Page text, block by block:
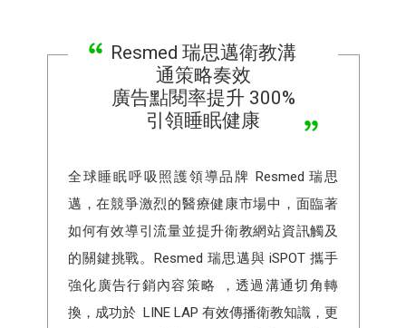
Resmed 瑞思邁衛教溝
通策略奏效
廣告點閱率提升 300%
引領睡眠健康
全球睡眠呼吸照護領導品牌 Resmed 瑞思
邁，在競爭激烈的醫療健康市場中，面臨著
如何有效導引流量並提升衛教網站資訊觸及
的關鍵挑戰。Resmed 瑞思邁與 iSPOT 攜手
強化廣告行銷內容策略 ，透過溝通切角轉
換，成功於 LINE LAP 有效傳播衛教知識，更